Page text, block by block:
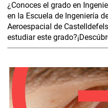
¿Conoces el grado en
en la Escuela de Ingeniería
Aeroespacial de
estudiar este